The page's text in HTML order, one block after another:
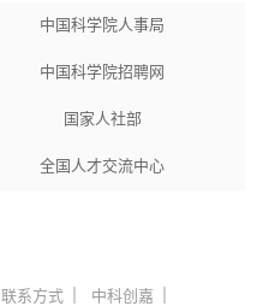
中国科学院人事局
中国科学院招聘网
国家人社部
全国人才交流中心
联系方式
中科创嘉